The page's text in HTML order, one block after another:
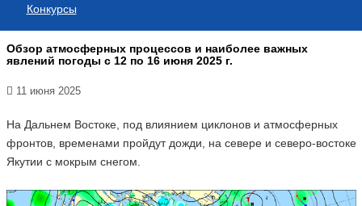
Конкурсы
Обзор атмосферных процессов и наиболее важных
явлений погоды с 12 по 16 июня 2025 г.
11 июня 2025
На Дальнем Востоке, под влиянием циклонов и атмосферных
фронтов, временами пройдут дожди, на севере и северо-востоке
Якутии с мокрым снегом.